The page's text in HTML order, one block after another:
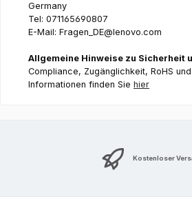
Germany
Tel: 071165690807
E-Mail: Fragen_DE@lenovo.com
Allgemeine Hinweise zu Sicherheit
Compliance, Zugänglichkeit, RoHS
Informationen finden Sie hier
Kostenloser